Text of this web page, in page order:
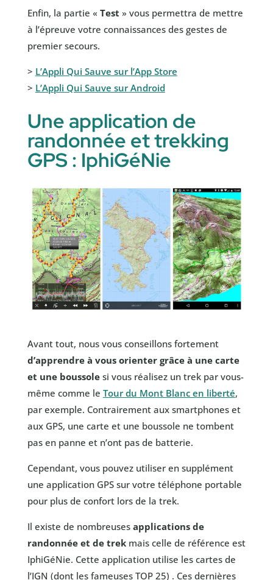
Enfin, la partie « Test » vous permettra de mettre
à l’épreuve votre connaissances des gestes de
premier secours.
> L’Appli Qui Sauve sur l’App Store
> L’Appli Qui Sauve sur Android
Une application de
randonnée et trekking
GPS : IphiGéNie
Avant tout, nous vous conseillons fortement
d’apprendre à vous orienter grâce à une carte
et une boussolesi vous réalisez un trek par vous-
même comme le Tour du Mont Blanc en liberté,
par exemple. Contrairement aux smartphones et
aux GPS, une carte et une boussole ne tombent
pas en panne et n’ont pas de batterie.
Cependant, vous pouvez utiliser en supplément
une application GPS sur votre téléphone portable
pour plus de confort lors de la trek.
Il existe de nombreuses applications de
randonnée et de trekmais celle de référence est
IphiGéNie. Cette application utilise les cartes de
l’IGN (dont les fameuses TOP 25) . Ces dernières